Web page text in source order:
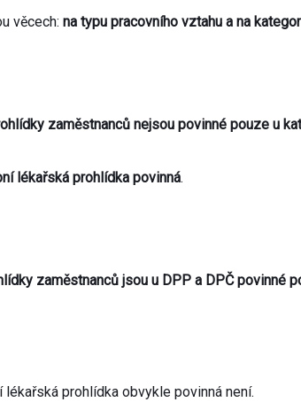
věcech: na typu pracovního vztahu a na
zaměstnanců nejsou povinné pouze u
lékařská prohlídka povinná.
zaměstnanců jsou u DPP a DPČ povinné
lékařská prohlídka obvykle povinná není.